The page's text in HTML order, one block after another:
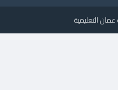
التعليمية